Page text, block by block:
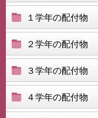
１学年の配付物
２学年の配付物
３学年の配付物
４学年の配付物